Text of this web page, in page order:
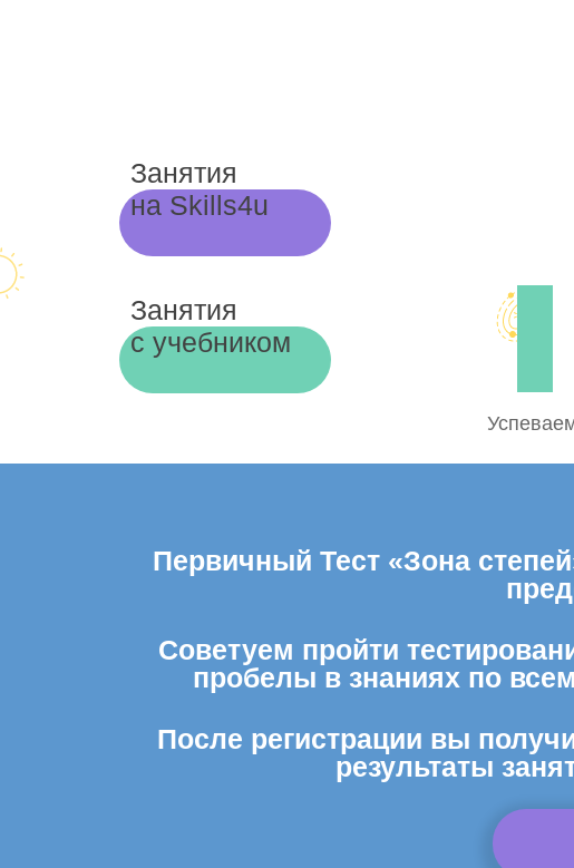
Занятия
на Skills4u
Занятия
с учебником
Первичный Тест «Зона
Советуем пройти
пробелы в знаниях по
После регистрации вы
результаты